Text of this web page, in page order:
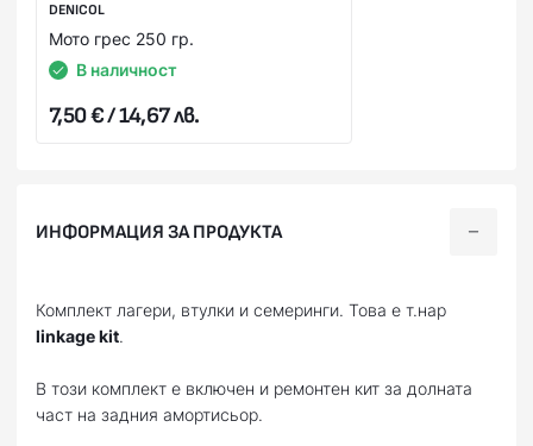
DENICOL
Мото грес 250 гр.
В наличност
7,50 € / 14,67 лв.
ИНФОРМАЦИЯ ЗА ПРОДУКТА
Комплект лагери, втулки и семеринги. Това е т.нар
linkage kit.
В този комплект е включен и ремонтен кит за долната
част на задния амортисьор.